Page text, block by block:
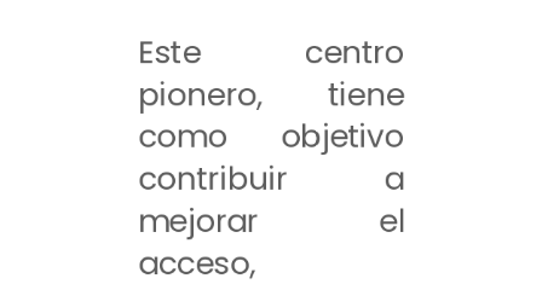
Este centro
pionero, tiene
como objetivo
contribuir a
mejorar el
acceso,